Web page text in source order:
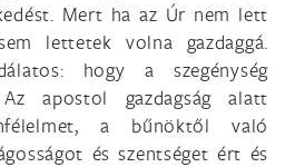
Mert ha az Úr nem lett
lettetek volna gazdaggá.
hogy a szegénység
apostol gazdagság alatt
a bűnöktől való
és szentséget ért és